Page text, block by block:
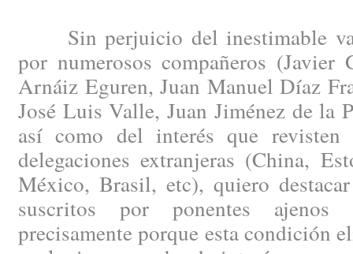
Sin perjuicio del inestimable
por numerosos compañeros (Javier
Arnáiz Eguren, Juan Manuel Díaz
José Luis Valle, Juan Jiménez de la
así como del interés que
delegaciones extranjeras (China,
México, Brasil, etc), quiero
suscritos por ponentes ajenos
precisamente porque esta condición